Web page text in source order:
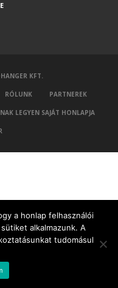
KFT.
RÓLUNK PARTNEREK
LEGYEN SAJÁT HONLAPJA
a honlap felhasználói
alkalmazunk. A
tudomásul